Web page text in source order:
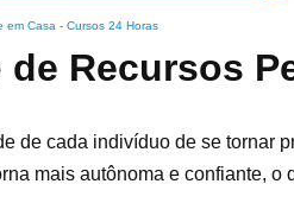
em Casa - Cursos 24 Horas
Recursos
de cada indivíduo de se tornar
mais autônoma e confiante, o